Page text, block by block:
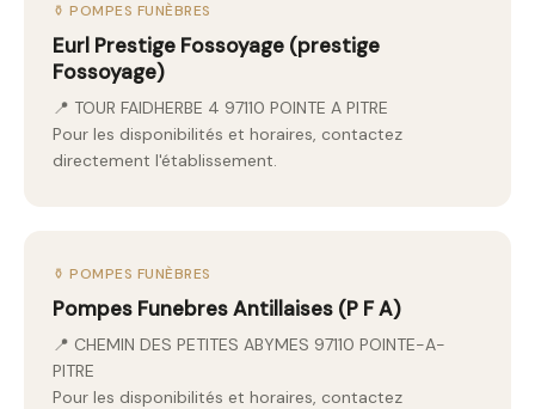
⚱️ POMPES FUNÈBRES
Eurl Prestige Fossoyage (prestige
Fossoyage)
📍 TOUR FAIDHERBE 4 97110 POINTE A PITRE
Pour les disponibilités et horaires, contactez
directement l'établissement.
⚱️ POMPES FUNÈBRES
Pompes Funebres Antillaises (P F A)
📍 CHEMIN DES PETITES ABYMES 97110 POINTE-A-
PITRE
Pour les disponibilités et horaires, contactez